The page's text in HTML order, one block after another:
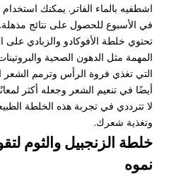
اشطفيه بالماء الفاتر. يمكنك
في الأسبوع للحصول على نتائج مذهلة.
تحتوي خلطة الأفوكادو والزبادي على
المهمة مثل الدهون الصحية
التي تغذي فروة الرأس وترمم الشعر
أيضًا في تنعيم الشعر وجعله أكثر
لا تترددي في تجربة هذه الخلطة
وتغذية شعرك.
خلطة الزنجبيل والثوم
نموه